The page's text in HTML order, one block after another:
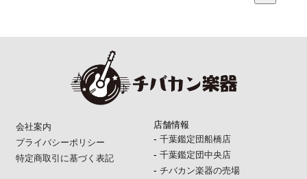
会社案内
プライバシーポリシー
特定商取引に基づく表記
店舗情報
- 千葉鑑定団船橋店
- 千葉鑑定団中央店
- チバカン楽器の売場